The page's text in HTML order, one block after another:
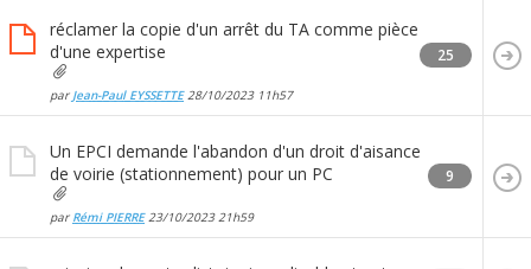
réclamer la copie d'un arrêt du TA comme pièce
d'une expertise
par Jean-Paul EYSSETTE28/10/2023 11h57
25
Un EPCI demande l'abandon d'un droit d'aisance
de voirie (stationnement) pour un PC
par Rémi PIERRE23/10/202321h59
9